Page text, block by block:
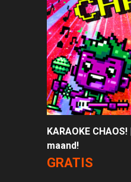
KARAOKE
maand!
GRATIS